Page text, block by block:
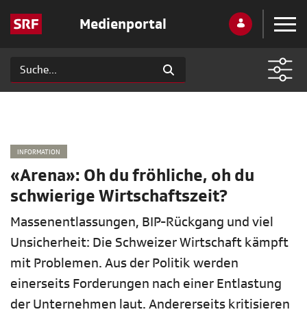
Medienportal
INFORMATION
«Arena»: Oh du fröhliche, oh du
schwierige Wirtschaftszeit?
Massenentlassungen, BIP-Rückgang und viel
Unsicherheit: Die Schweizer Wirtschaft kämpft
mit Problemen. Aus der Politik werden
einerseits Forderungen nach einer Entlastung
der Unternehmen laut. Andererseits kritisieren